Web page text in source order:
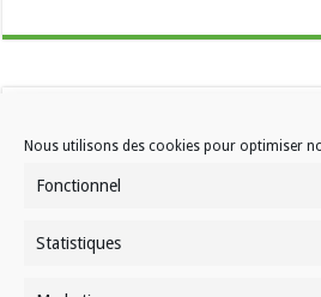
Nous utilisons des cookies pour optimiser
Fonctionnel
Statistiques
Contactez-nous